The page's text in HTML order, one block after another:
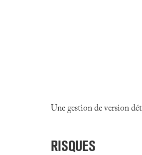
Une gestion de version
RISQUES